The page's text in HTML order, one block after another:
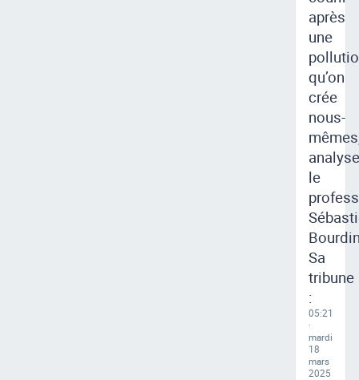
après
une
qu’on
crée
nous-
analyse
le
Sa
tribune
:
05:21
·
mardi
18
mars
2025